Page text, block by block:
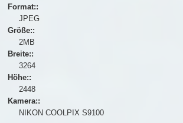
Format::
JPEG
Größe::
2MB
Breite::
3264
Höhe::
2448
Kamera::
NIKON COOLPIX S9100